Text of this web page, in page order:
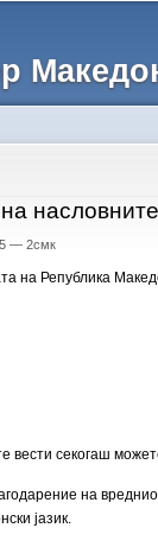
— 2смк
на Република
вести секогаш
на
јазик.